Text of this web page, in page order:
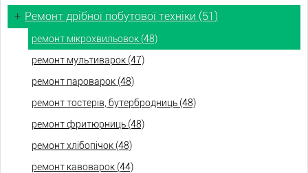
+ Ремонт дрібної побутової техніки (51)
ремонт мікрохвильовок (48)
ремонт мультиварок (47)
ремонт пароварок (48)
ремонт тостерів, бутербродниць (48)
ремонт фритюрниць (48)
ремонт хлібопічок (48)
ремонт кавоварок (44)